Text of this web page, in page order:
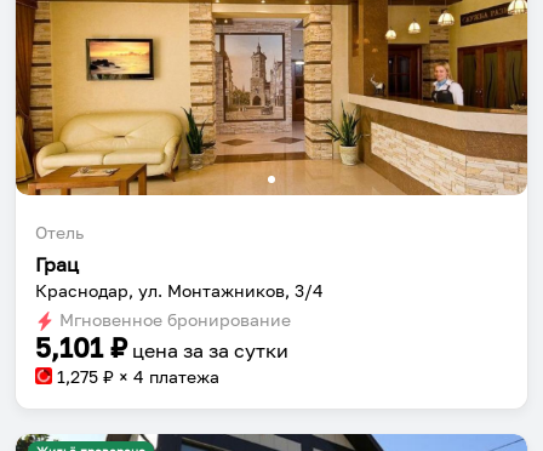
Отель
Грац
Краснодар, ул. Монтажников, 3/4
Мгновенное бронирование
5,101₽ цена за за сутки
1,275 ₽ × 4 платежа